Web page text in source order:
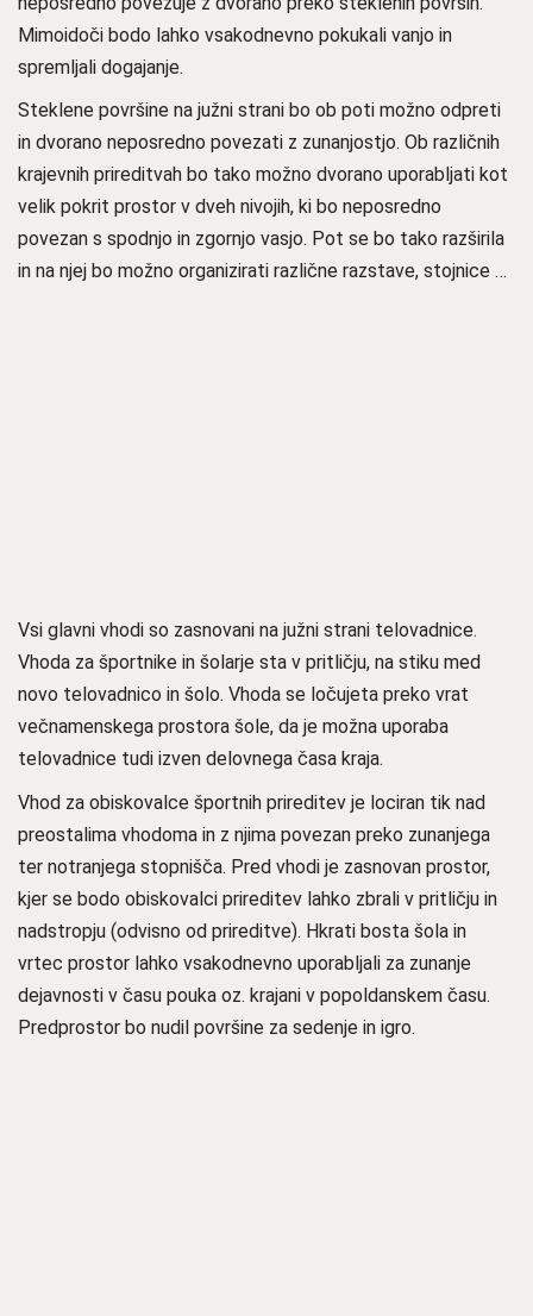
Mimoidoči bodo lahko vsakodnevno pokukali vanjo in
spremljali dogajanje.
Steklene površine na južni strani bo ob poti možno odpreti
in dvorano neposredno povezati z zunanjostjo. Ob različnih
krajevnih prireditvah bo tako možno dvorano uporabljati kot
velik pokrit prostor v dveh nivojih, ki bo neposredno
povezan s spodnjo in zgornjo vasjo. Pot se bo tako razširila
in na njej bo možno organizirati različne razstave, stojnice …
Vsi glavni vhodi so zasnovani na južni strani telovadnice.
Vhoda za športnike in šolarje sta v pritličju, na stiku med
novo telovadnico in šolo. Vhoda se ločujeta preko vrat
večnamenskega prostora šole, da je možna uporaba
telovadnice tudi izven delovnega časa kraja.
Vhod za obiskovalce športnih prireditev je lociran tik nad
preostalima vhodoma in z njima povezan preko zunanjega
ter notranjega stopnišča. Pred vhodi je zasnovan prostor,
kjer se bodo obiskovalci prireditev lahko zbrali v pritličju in
nadstropju (odvisno od prireditve). Hkrati bosta šola in
vrtec prostor lahko vsakodnevno uporabljali za zunanje
dejavnosti v času pouka oz. krajani v popoldanskem času.
Predprostor bo nudil površine za sedenje in igro.